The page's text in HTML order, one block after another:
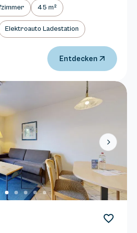
45 m²
Elektroauto Ladestation
Entdecken
Next